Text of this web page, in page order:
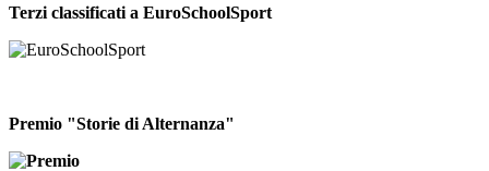
Terzi classificati a EuroSchoolSport
Premio "Storie di Alternanza"